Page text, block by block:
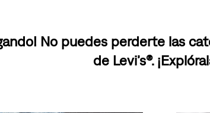
No puedes perderte las
de Levi’s®.